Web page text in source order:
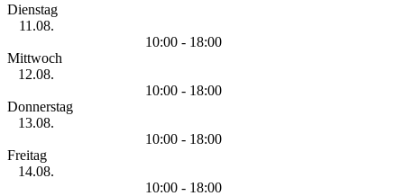
Dienstag
11.08.
10:00 - 18:00
Mittwoch
12.08.
10:00 - 18:00
Donnerstag
13.08.
10:00 - 18:00
Freitag
14.08.
10:00 - 18:00